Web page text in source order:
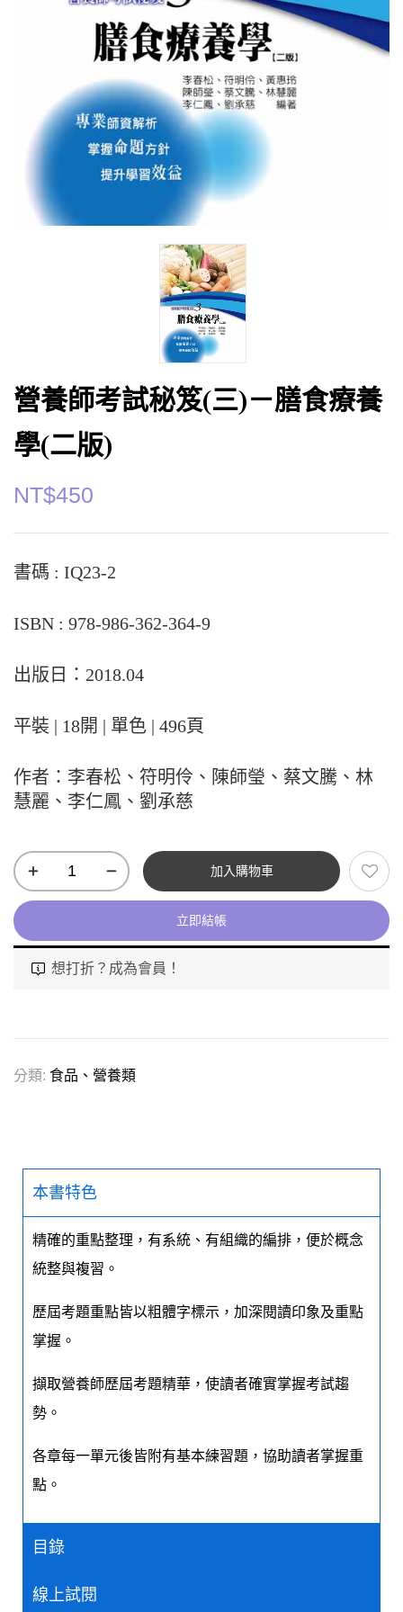
營養師考試秘笈(三)－膳食療養
學(二版)
NT$450
書碼 : IQ23-2
ISBN : 978-986-362-364-9
出版日：2018.04
平裝 | 18開 | 單色 | 496頁
作者：李春松、符明伶、陳師瑩、蔡文騰、林
慧麗、李仁鳳、劉承慈
加入購物車
立即結帳
想打折？成為會員！
分類: 食品、營養類
本書特色
精確的重點整理，有系統、有組織的編排，便於概念
統整與複習。
歷屆考題重點皆以粗體字標示，加深閱讀印象及重點
掌握。
擷取營養師歷屆考題精華，使讀者確實掌握考試趨
勢。
各章每一單元後皆附有基本練習題，協助讀者掌握重
點。
目錄
線上試閱